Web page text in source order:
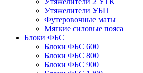
Утяжелители 2 УТК
Утяжелители УБП
Футеровочные маты
Мягкие силовые пояса
Блоки ФБС
Блоки ФБС 600
Блоки ФБС 800
Блоки ФБС 900